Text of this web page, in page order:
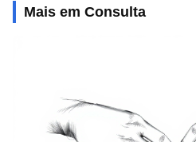
Mais em Consulta